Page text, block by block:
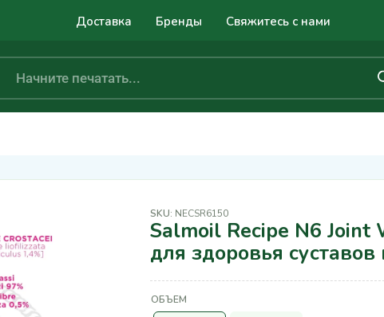
Доставка Бренды Свяжитесь с нами
SKU: NECSR6150
Salmoil Recipe N6 Joint
для здоровья
ОБЪЕМ